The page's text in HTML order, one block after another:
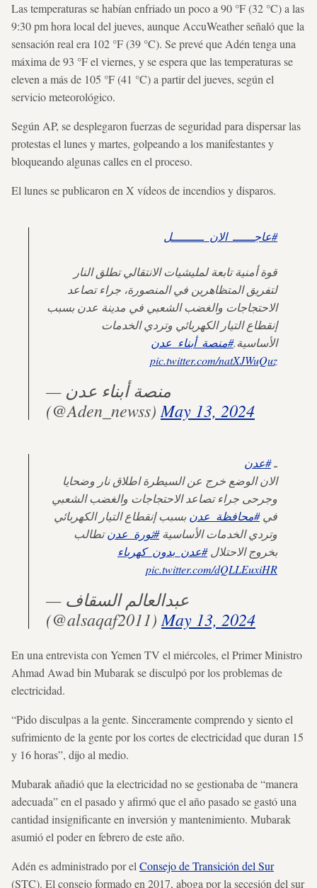
Las temperaturas se habían enfriado un poco a 90 °F (32 °C) a las
9:30 pm hora local del jueves, aunque AccuWeather señaló que la
sensación real era 102 °F (39 °C). Se prevé que Adén tenga una
máxima de 93 °F el viernes, y se espera que las temperaturas se
eleven a más de 105 °F (41 °C) a partir del jueves, según el
servicio meteorológico.
Según AP, se desplegaron fuerzas de seguridad para dispersar las
protestas el lunes y martes, golpeando a los manifestantes y
bloqueando algunas calles en el proceso.
El lunes se publicaron en X vídeos de incendios y disparos.
#عاجــــــ_الان_ـــــــــل
قوة أمنية تابعة لمليشيات الانتقالي تطلق النار
لتفريق المتظاهرين في المنصورة، جراء تصاعد
الاحتجاجات والغضب الشعبي في مدينة عدن بسبب
إنقطاع التيار الكهربائي وتردي الخدمات
الأساسية.#منصة_أبناء_عدن
pic.twitter.com/natXJWuQuz
— منصة أبناء عدن
(@Aden_newss) May 13, 2024
ـ#عدن
الان الوضع خرج عن السيطرة اطلاق نار وضحايا
وجرحى جراء تصاعد الاحتجاجات والغضب الشعبي
في#محافظة_عدن بسبب إنقطاع التيار الكهربائي
وتردي الخدمات الأساسية#ثورة_عدنتطالب
بخروج الاحتلال#عدن_بدون_كهرباء
pic.twitter.com/dQLLEuxiHR
— عبدالعالم السقاف
(@alsaqaf2011) May 13, 2024
En una entrevista con Yemen TV el miércoles, el Primer Ministro
Ahmad Awad bin Mubarak se disculpó por los problemas de
electricidad.
“Pido disculpas a la gente. Sinceramente comprendo y siento el
sufrimiento de la gente por los cortes de electricidad que duran 15
y 16 horas”, dijo al medio.
Mubarak añadió que la electricidad no se gestionaba de “manera
adecuada” en el pasado y afirmó que el año pasado se gastó una
cantidad insignificante en inversión y mantenimiento. Mubarak
asumió el poder en febrero de este año.
Adén es administrado por el Consejo de Transición del Sur
(STC). El consejo formado en 2017, aboga por la secesión del sur